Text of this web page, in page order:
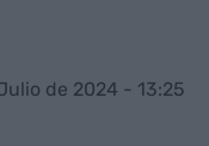
de 2024 - 13:25